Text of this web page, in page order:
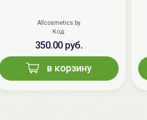
Allcosmetics.by
Код:
350.00 руб.
в корзину